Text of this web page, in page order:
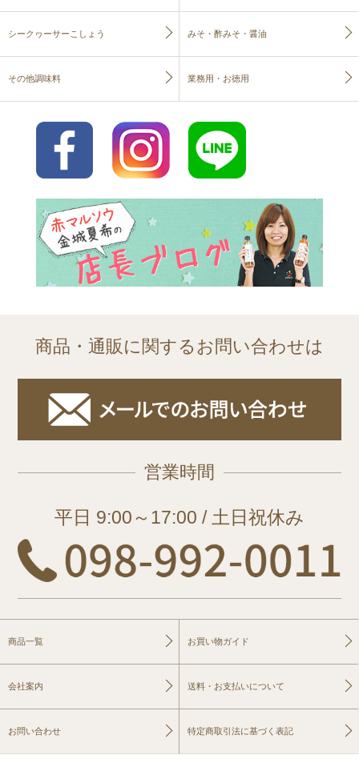
シークヮーサーこしょう みそ・酢みそ・醤油
その他調味料 業務用・お徳用
商品・通販に関するお問い合わせは
営業時間
平日 9:00～17:00 / 土日祝休み
商品一覧 お買い物ガイド
会社案内 送料・お支払いについて
お問い合わせ 特定商取引法に基づく表記